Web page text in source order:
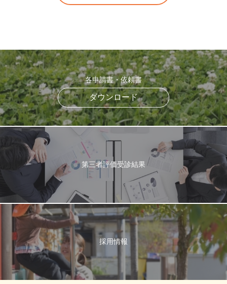
各申請書・依頼書
ダウンロード
第三者評価受診結果
採用情報